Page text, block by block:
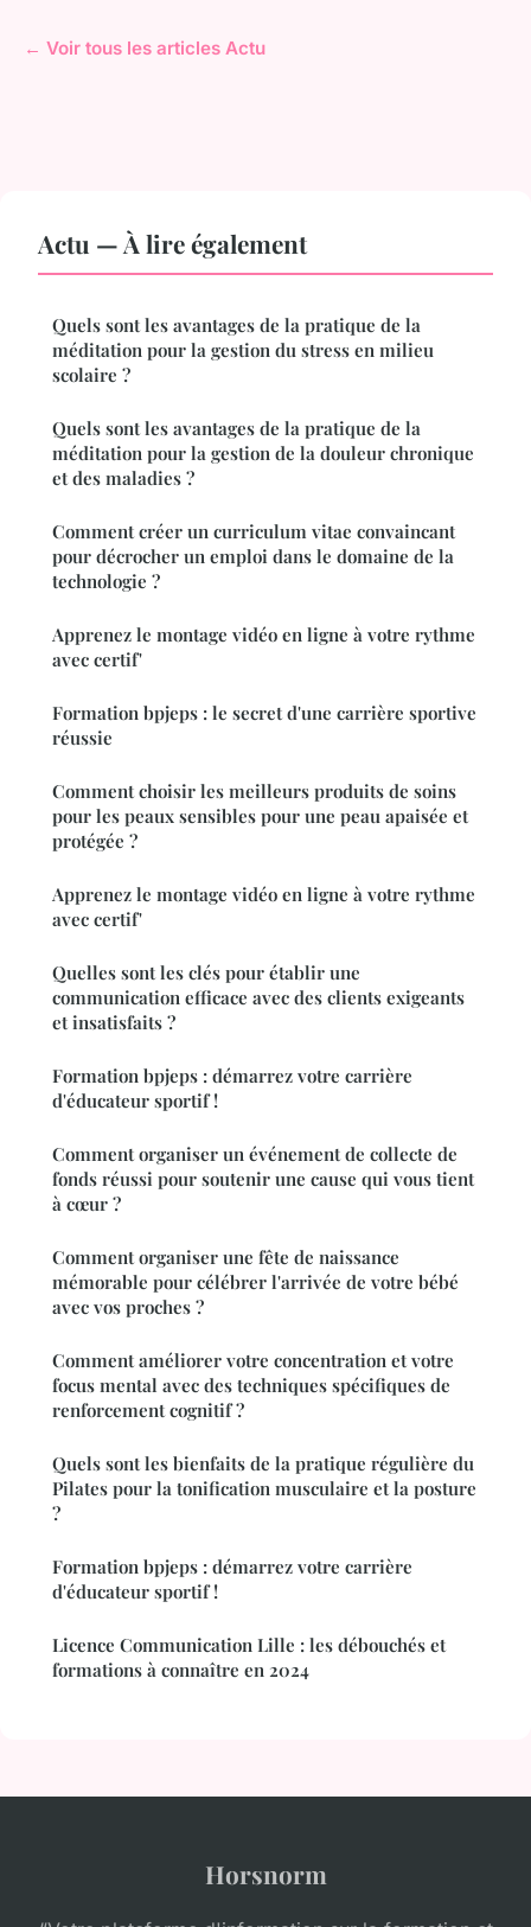
← Voir tous les articles Actu
Actu — À lire également
Quels sont les avantages de la pratique de la
méditation pour la gestion du stress en milieu
scolaire ?
Quels sont les avantages de la pratique de la
méditation pour la gestion de la douleur chronique
et des maladies ?
Comment créer un curriculum vitae convaincant
pour décrocher un emploi dans le domaine de la
technologie ?
Apprenez le montage vidéo en ligne à votre rythme
avec certif'
Formation bpjeps : le secret d'une carrière sportive
réussie
Comment choisir les meilleurs produits de soins
pour les peaux sensibles pour une peau apaisée et
protégée ?
Apprenez le montage vidéo en ligne à votre rythme
avec certif'
Quelles sont les clés pour établir une
communication efficace avec des clients exigeants
et insatisfaits ?
Formation bpjeps : démarrez votre carrière
d'éducateur sportif !
Comment organiser un événement de collecte de
fonds réussi pour soutenir une cause qui vous tient
à cœur ?
Comment organiser une fête de naissance
mémorable pour célébrer l'arrivée de votre bébé
avec vos proches ?
Comment améliorer votre concentration et votre
focus mental avec des techniques spécifiques de
renforcement cognitif ?
Quels sont les bienfaits de la pratique régulière du
Pilates pour la tonification musculaire et la posture
?
Formation bpjeps : démarrez votre carrière
d'éducateur sportif !
Licence Communication Lille : les débouchés et
formations à connaître en 2024
Horsnorm